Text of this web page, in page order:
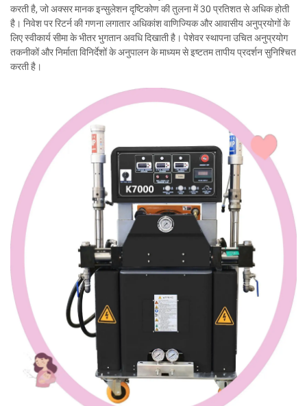
करती है, जो अक्सर मानक इन्सुलेशन दृष्टिकोण की तुलना में 30 प्रतिशत से अधिक होती
है। निवेश पर रिटर्न की गणना लगातार अधिकांश वाणिज्यिक और आवासीय अनुप्रयोगों के
लिए स्वीकार्य सीमा के भीतर भुगतान अवधि दिखाती है। पेशेवर स्थापना उचित अनुप्रयोग
तकनीकों और निर्माता विनिर्देशों के अनुपालन के माध्यम से इष्टतम तापीय प्रदर्शन सुनिश्चित
करती है।